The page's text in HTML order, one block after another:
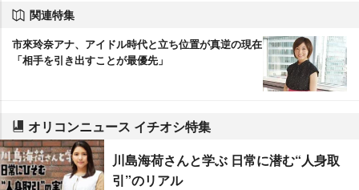
関連特集
市來玲奈アナ、アイドル時代と立ち位置が真逆の現在
「相手を引き出すことが最優先」
オリコンニュース イチオシ特集
川島海荷さんと学ぶ 日常に潜む“人身取
引”のリアル